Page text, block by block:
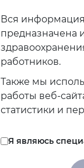
Вся
предназначена
работников.
Также мы
работы веб-
статистики и
Я являюсь